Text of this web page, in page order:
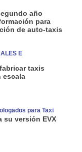
año
para
de auto-taxis
E
taxis
escala
para Taxi
su versión EVX